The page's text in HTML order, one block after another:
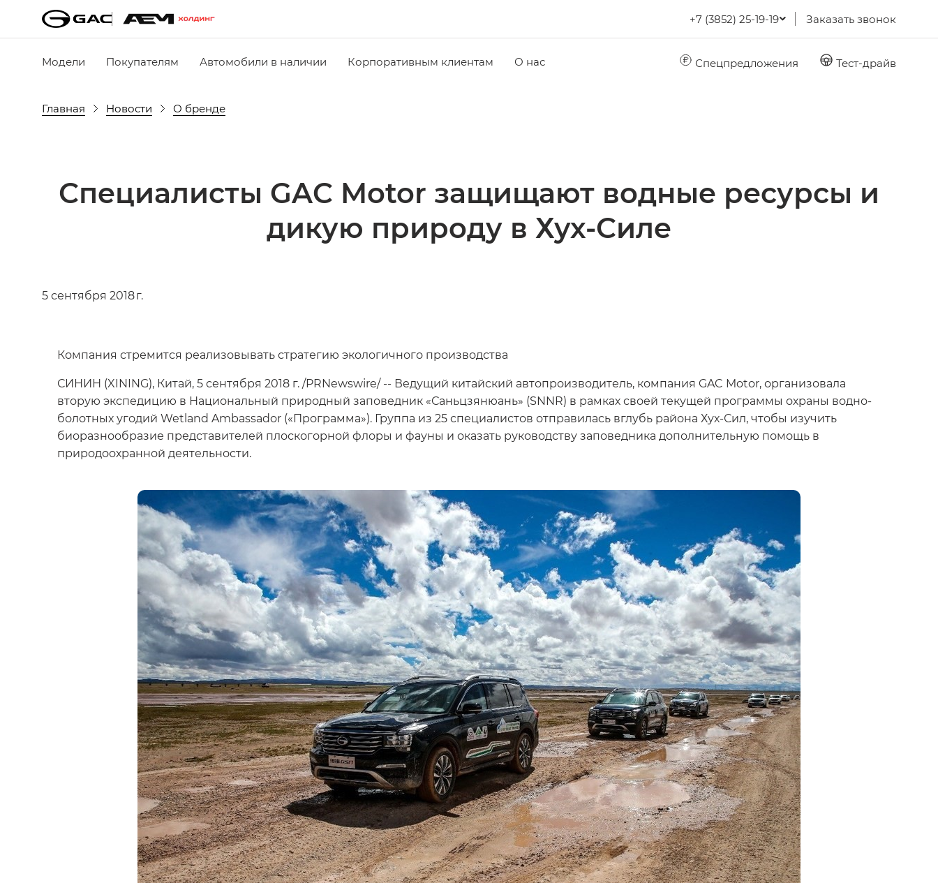
+7 (3852) 25-19-19 Заказать звонок
Модели Покупателям Автомобили в наличии Корпоративным клиентам О нас Спецпредложения Тест-драйв
Главная Новости О бренде
Специалисты GAC Motor защищают водные ресурсы и
дикую природу в Хух-Силе
5 сентября 2018 г.
Компания стремится реализовывать стратегию экологичного производства
СИНИН (XINING), Китай, 5 сентября 2018 г. /PRNewswire/ -- Ведущий китайский автопроизводитель, компания GAC Motor, организовала
вторую экспедицию в Национальный природный заповедник «Саньцзянюань» (SNNR) в рамках своей текущей программы охраны водно-
болотных угодий Wetland Ambassador («Программа»). Группа из 25 специалистов отправилась вглубь района Хух-Сил, чтобы изучить
биоразнообразие представителей плоскогорной флоры и фауны и оказать руководству заповедника дополнительную помощь в
природоохранной деятельности.